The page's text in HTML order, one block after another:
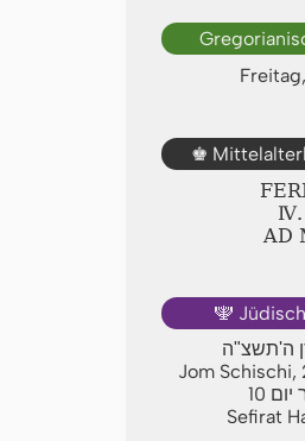
♚
Ⅳ.
AD
🕎
ה'תשצ"ה
Jom Schischi,
10 יום
Sefirat